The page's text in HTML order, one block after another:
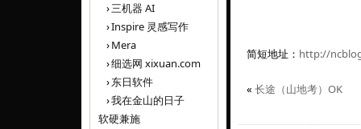
三机器 AI
Inspire 灵感写作
Mera
细选网 xixuan.com
东日软件
我在金山的日子
软硬兼施
简短地址： http://
« 长途（山地考）OK